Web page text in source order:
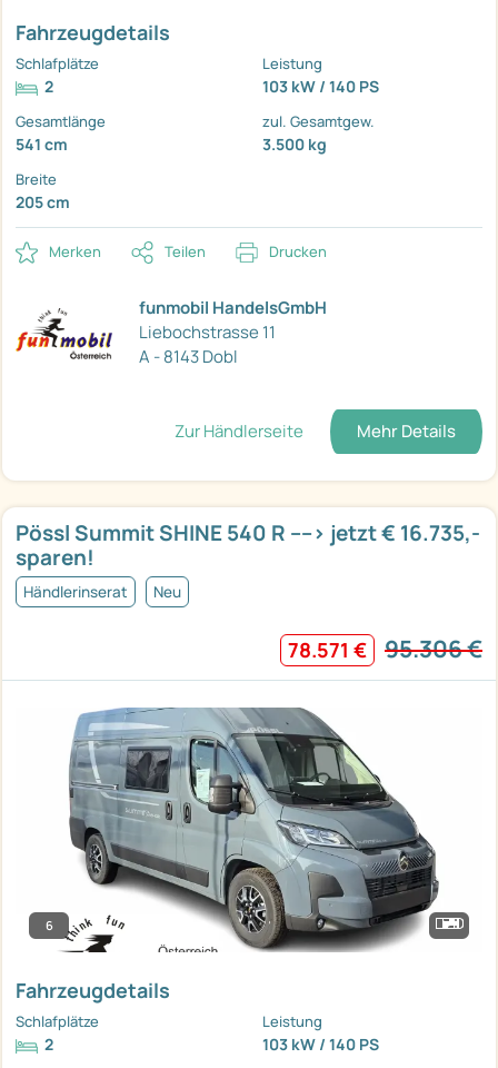
Fahrzeugdetails
Schlafplätze
2
Leistung
103 kW / 140 PS
Gesamtlänge
541 cm
zul. Gesamtgew.
3.500 kg
Breite
205 cm
Merken Teilen Drucken
funmobil HandelsGmbH
Liebochstrasse 11
A - 8143 Dobl
Zur Händlerseite Mehr Details
Pössl Summit SHINE 540 R ----> jetzt € 16.735,-
sparen!
Händlerinserat Neu
78.571 € 95.306 €
6
Fahrzeugdetails
Schlafplätze
2
Leistung
103 kW / 140 PS